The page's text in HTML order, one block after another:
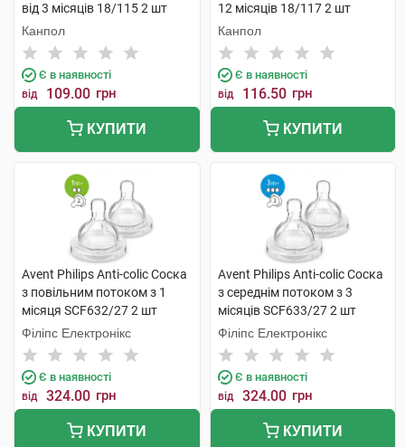
від 3 місяців 18/115 2 шт
Канпол
Є в наявності
від 109.00 грн
КУПИТИ
12 місяців 18/117 2 шт
Канпол
Є в наявності
від 116.50 грн
КУПИТИ
Avent Philips Anti-colic Соска
з повільним потоком з 1
місяця SCF632/27 2 шт
Філіпс Електронікс
Є в наявності
від 324.00 грн
КУПИТИ
Avent Philips Anti-colic Соска
з середнім потоком з 3
місяців SCF633/27 2 шт
Філіпс Електронікс
Є в наявності
від 324.00 грн
КУПИТИ